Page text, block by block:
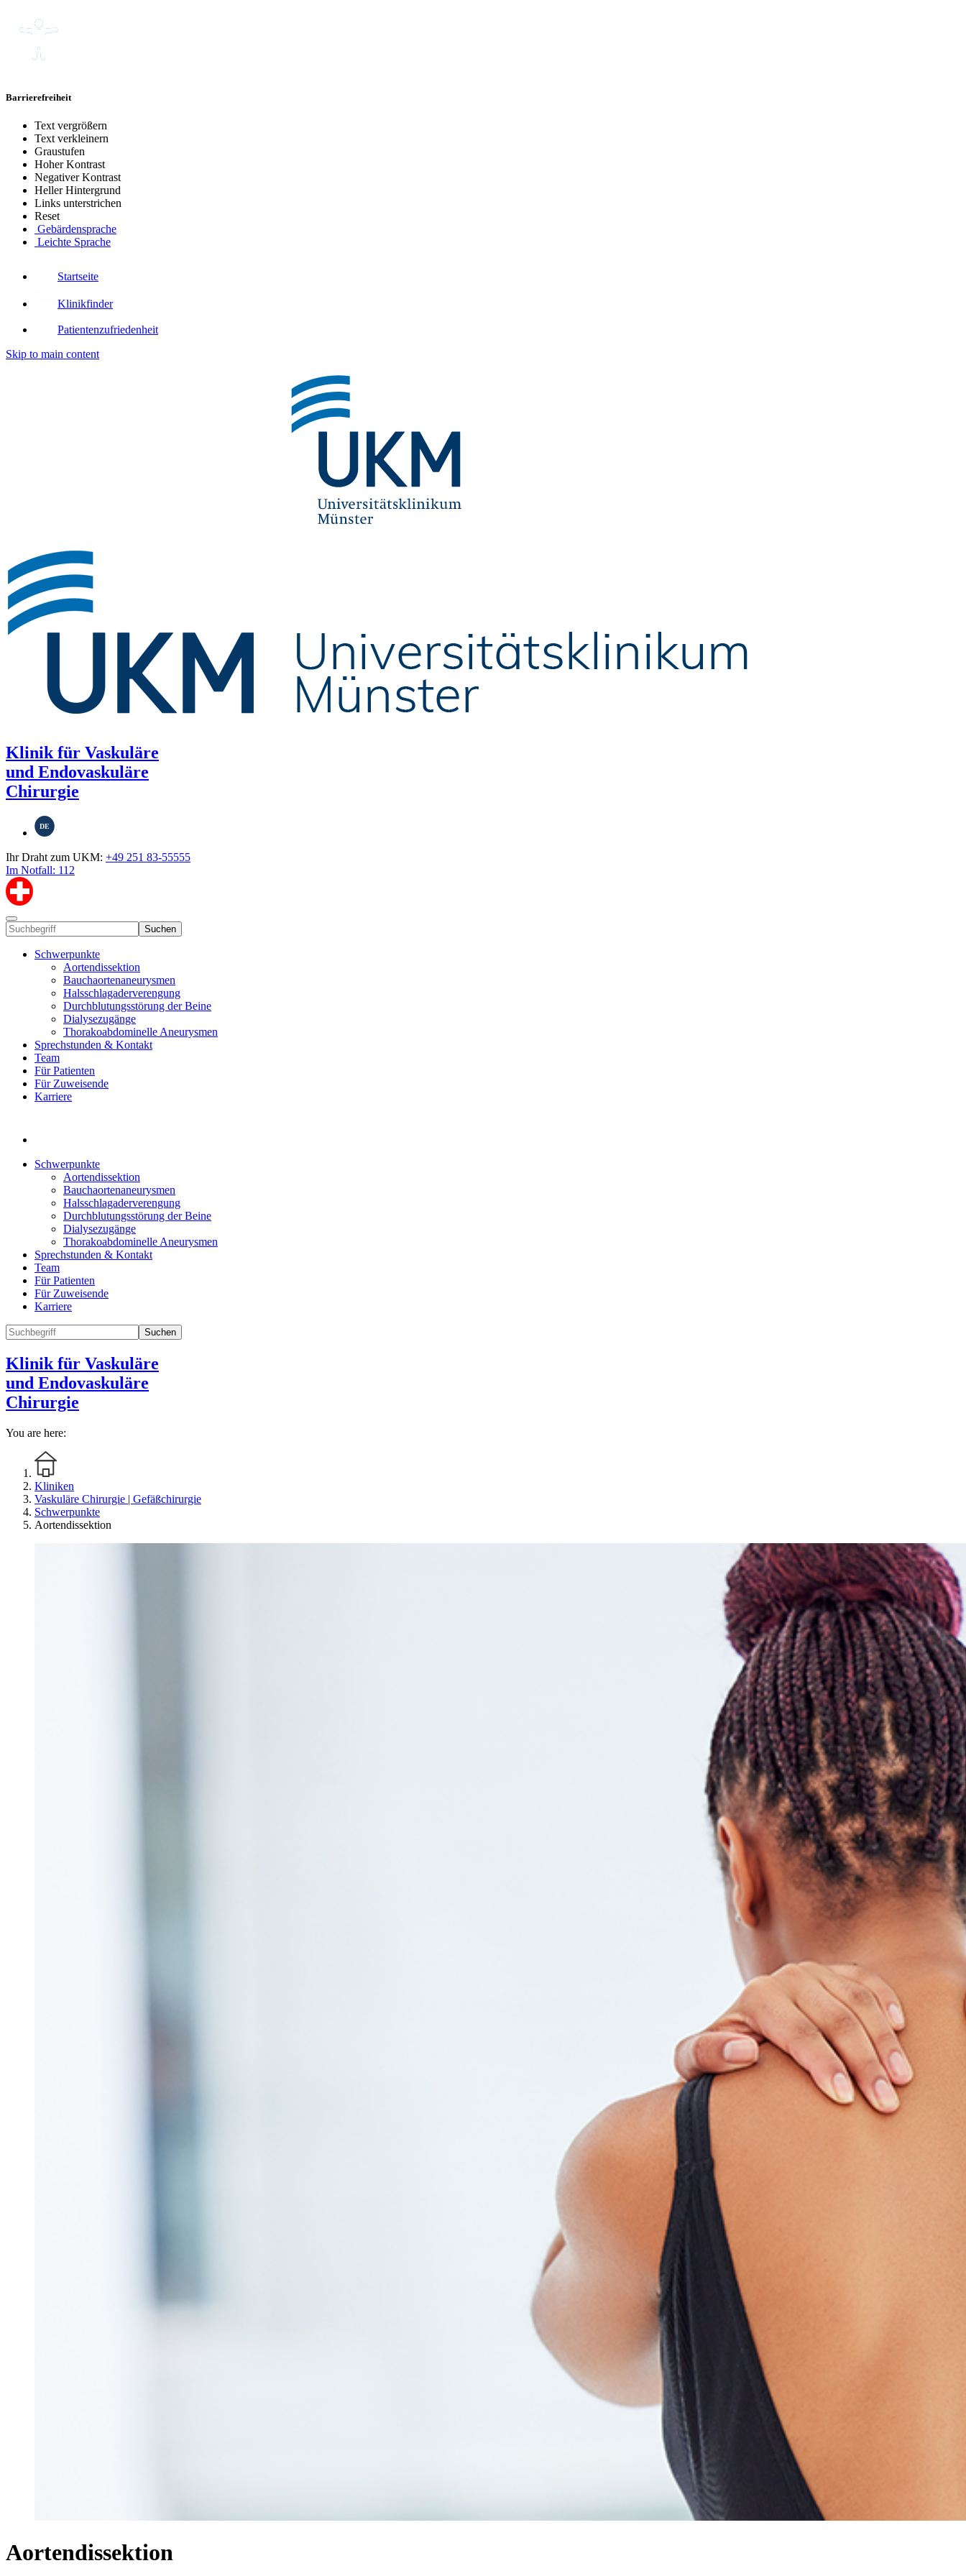
Barrierefreiheit
Text vergrößern
Text verkleinern
Graustufen
Hoher Kontrast
Negativer Kontrast
Heller Hintergrund
Links unterstrichen
Reset
Gebärdensprache
Leichte Sprache
Startseite
Klinikfinder
Patientenzufriedenheit
Skip to main content
Klinik für Vaskuläre
und Endovaskuläre
Chirurgie
DE
Ihr Draht zum UKM: +49 251 83-55555
Im Notfall: 112
Suchen
Schwerpunkte
Aortendissektion
Bauchaortenaneurysmen
Halsschlagaderverengung
Durchblutungsstörung der Beine
Dialysezugänge
Thorakoabdominelle Aneurysmen
Sprechstunden & Kontakt
Team
Für Patienten
Für Zuweisende
Karriere
Schwerpunkte
Aortendissektion
Bauchaortenaneurysmen
Halsschlagaderverengung
Durchblutungsstörung der Beine
Dialysezugänge
Thorakoabdominelle Aneurysmen
Sprechstunden & Kontakt
Team
Für Patienten
Für Zuweisende
Karriere
Suchen
Klinik für Vaskuläre
und Endovaskuläre
Chirurgie
You are here:
Kliniken
Vaskuläre Chirurgie | Gefäßchirurgie
Schwerpunkte
Aortendissektion
Aortendissektion